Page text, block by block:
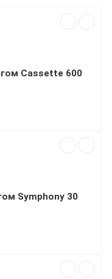
Cassette 600
Symphony 30